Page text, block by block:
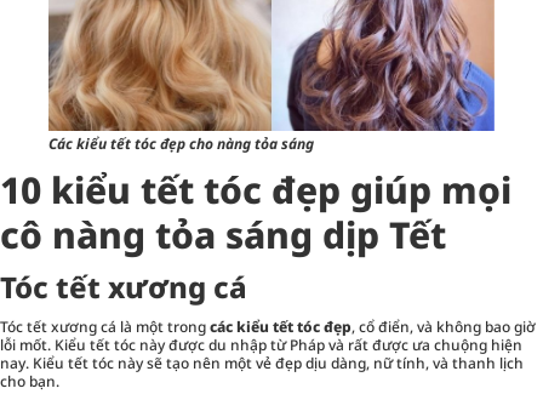
Các kiểu tết tóc đẹp cho nàng tỏa sáng
10 kiểu tết tóc đẹp giúp mọi
cô nàng tỏa sáng dịp Tết
Tóc tết xương cá
Tóc tết xương cá là một trongcác kiểu tết tóc đẹp, cổ điển, và không bao giờ
lỗi mốt. Kiểu tết tóc này được du nhập từ Pháp và rất được ưa chuộng hiện
nay. Kiểu tết tóc này sẽ tạo nên một vẻ đẹp dịu dàng, nữ tính, và thanh lịch
cho bạn.